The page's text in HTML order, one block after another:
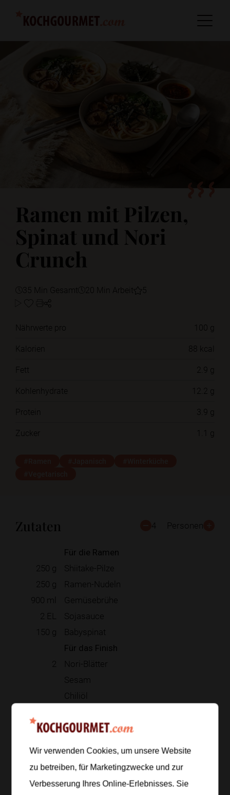
Ramen mit Pilzen,
Spinat und Nori
Crunch
35 Min Gesamt 20 Min Arbeit 5
Nährwerte pro
100 g
Kalorien
88 kcal
Fett
2.9 g
Kohlenhydrate
12.2 g
Protein
3.9 g
Zucker
1.1 g
Zutaten 4 Personen
Für die Ramen
250 g
Shiitake-Pilze
250 g
Ramen-Nudeln
900 ml
Gemüsebrühe
2 EL
Sojasauce
150 g Babyspinat
Für das Finish
2
Nori-Blätter
Sesam
Chiliöl
Zur Einkaufsliste hinzufügen
Zubereitung
Wir verwenden Cookies, um unsere Website
zu betreiben, für Marketingzwecke und zur
Verbesserung Ihres Online-Erlebnisses. Sie